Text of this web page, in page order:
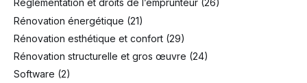
Réglementation et droits de l’emprunteur (26)
Rénovation énergétique (21)
Rénovation esthétique et confort (29)
Rénovation structurelle et gros œuvre (24)
Software (2)